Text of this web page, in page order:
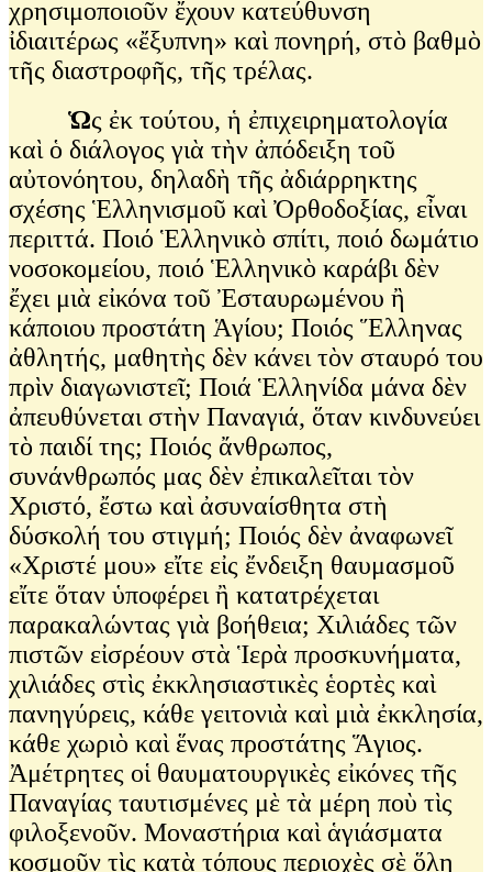
χρησιμοποιοῦν ἔχουν κατεύθυνση
ἰδιαιτέρως «ἔξυπνη» καὶ πονηρή, στὸ βαθμὸ
τῆς διαστροφῆς, τῆς τρέλας.
Ὡς ἐκ τούτου, ἡ ἐπιχειρηματολογία
καὶ ὁ διάλογος γιὰ τὴν ἀπόδειξη τοῦ
αὐτονόητου, δηλαδὴ τῆς ἀδιάρρηκτης
σχέσης Ἑλληνισμοῦ καὶ Ὀρθοδοξίας, εἶναι
περιττά. Ποιό Ἑλληνικὸ σπίτι, ποιό δωμάτιο
νοσοκομείου, ποιό Ἑλληνικὸ καράβι δὲν
ἔχει μιὰ εἰκόνα τοῦ Ἐσταυρωμένου ἢ
κάποιου προστάτη Ἁγίου; Ποιός Ἕλληνας
ἀθλητής, μαθητὴς δὲν κάνει τὸν σταυρό του
πρὶν διαγωνιστεῖ; Ποιά Ἑλληνίδα μάνα δὲν
ἀπευθύνεται στὴν Παναγιά, ὅταν κινδυνεύει
τὸ παιδί της; Ποιός ἄνθρωπος,
συνάνθρωπός μας δὲν ἐπικαλεῖται τὸν
Χριστό, ἔστω καὶ ἀσυναίσθητα στὴ
δύσκολή του στιγμή; Ποιός δὲν ἀναφωνεῖ
«Χριστέ μου» εἴτε εἰς ἔνδειξη θαυμασμοῦ
εἴτε ὅταν ὑποφέρει ἢ κατατρέχεται
παρακαλώντας γιὰ βοήθεια; Χιλιάδες τῶν
πιστῶν εἰσρέουν στὰ Ἱερὰ προσκυνήματα,
χιλιάδες στὶς ἐκκλησιαστικὲς ἑορτὲς καὶ
πανηγύρεις, κάθε γειτονιὰ καὶ μιὰ ἐκκλησία,
κάθε χωριὸ καὶ ἕνας προστάτης Ἅγιος.
Ἀμέτρητες οἱ θαυματουργικὲς εἰκόνες τῆς
Παναγίας ταυτισμένες μὲ τὰ μέρη ποὺ τὶς
φιλοξενοῦν. Μοναστήρια καὶ ἁγιάσματα
κοσμοῦν τὶς κατὰ τόπους περιοχὲς σὲ ὅλη